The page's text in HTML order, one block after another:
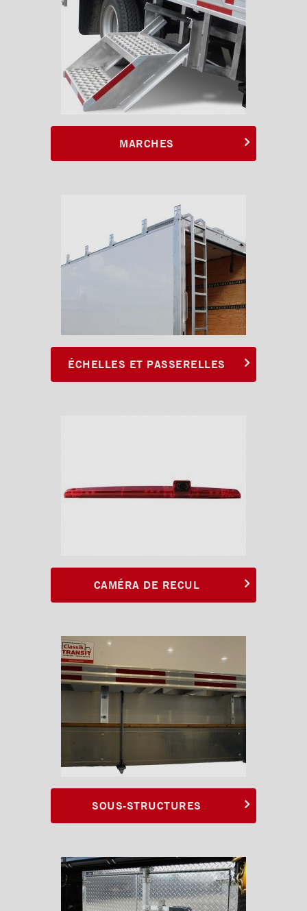
MARCHES
ÉCHELLES ET PASSERELLES
CAMÉRA DE RECUL
SOUS-STRUCTURES